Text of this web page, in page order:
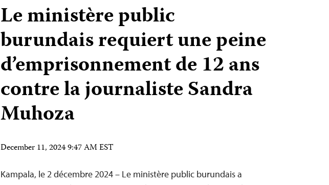
Le ministère public
burundais requiert une peine
d’emprisonnement de 12 ans
contre la journaliste Sandra
Muhoza
December 11, 2024 9:47 AM EST
Kampala, le 2 décembre 2024 – Le ministère public burundais a